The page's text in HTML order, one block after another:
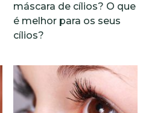
máscara de cílios? O que
é melhor para os seus
cílios?